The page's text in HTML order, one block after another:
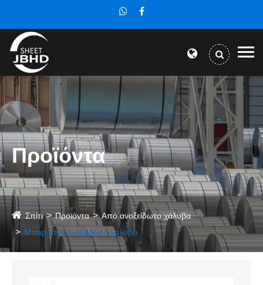
Προϊόντα
Σπίτι Προϊόντα
Από ανοξείδωτο χάλυβα
Μπαρ από ανοξείδωτο χάλυβα